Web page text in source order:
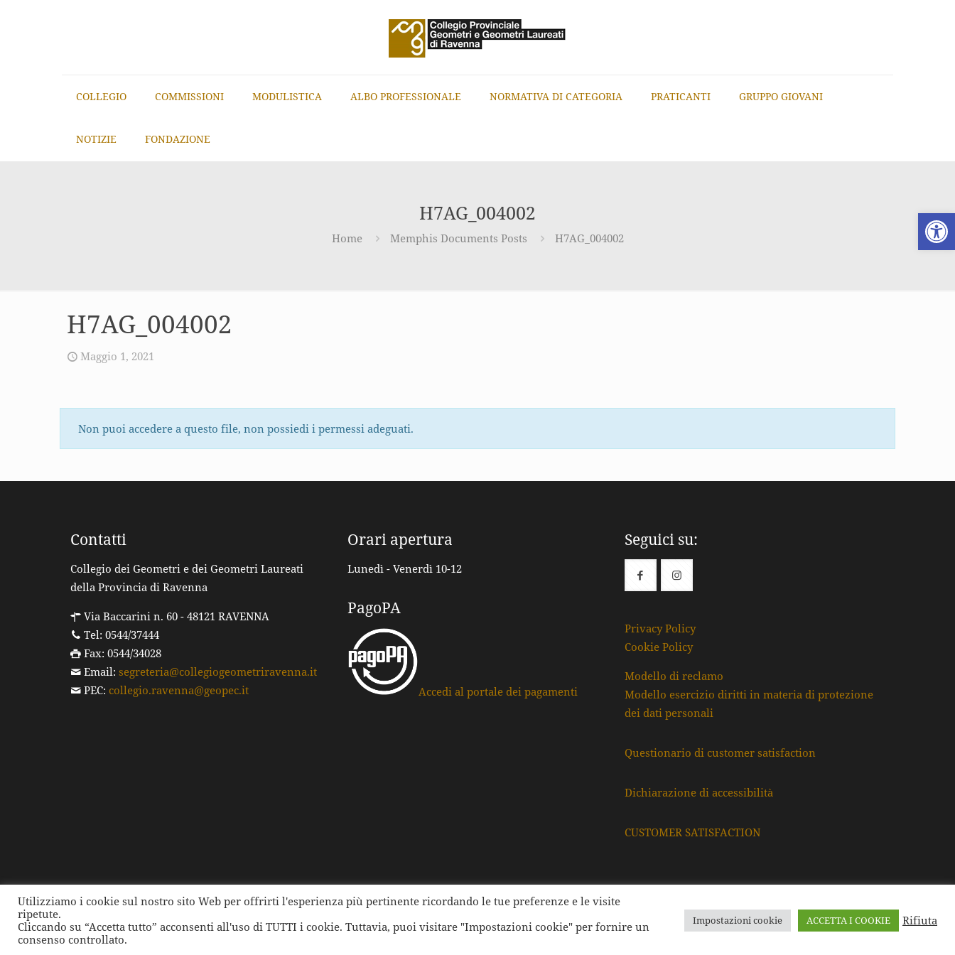
Apri
COLLEGIO COMMISSIONI MODULISTICA ALBO PROFESSIONALE NORMATIVA DI CATEGORIA PRATICANTI GRUPPO GIOVANI
NOTIZIE FONDAZIONE
H7AG_004002
Home Memphis Documents Posts H7AG_004002
H7AG_004002
Maggio 1, 2021
Non puoi accedere a questo file, non possiedi i permessi adeguati.
Contatti
Collegio dei Geometri e dei Geometri Laureati
della Provincia di Ravenna
Via Baccarini n. 60 - 48121 RAVENNA
Tel: 0544/37444
Fax: 0544/34028
Email: segreteria@collegiogeometriravenna.it
PEC: collegio.ravenna@geopec.it
Orari apertura
Lunedì - Venerdì 10-12
PagoPA
Accedi al portale dei pagamenti
Seguici su:
Privacy Policy
Cookie Policy
Modello di reclamo
Modello esercizio diritti in materia di protezione
dei dati personali
Questionario di customer satisfaction
Dichiarazione di accessibilità
CUSTOMER SATISFACTION
© 2026 Collegio dei Geometri e dei Geometri Laureati della Provincia di Ravenna | Tutti i diritti Riservati | Cod.F. e P.Iva: 80009220395
Utilizziamo i cookie sul nostro sito Web per offrirti l'esperienza più pertinente ricordando le tue preferenze e le visite
ripetute.
Cliccando su “Accetta tutto” acconsenti all'uso di TUTTI i cookie. Tuttavia, puoi visitare "Impostazioni cookie" per fornire un
consenso controllato.
Impostazioni cookie ACCETTA I COOKIE Rifiuta